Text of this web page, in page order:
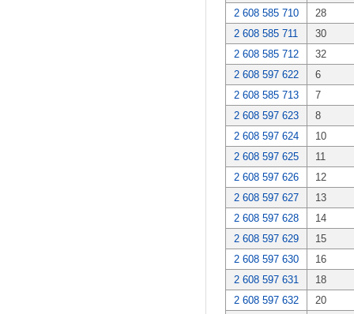
2 608 585 710
28
2 608 585 711
30
2 608 585 712
32
2 608 597 622
6
2 608 585 713
7
2 608 597 623
8
2 608 597 624
10
2 608 597 625
11
2 608 597 626
12
2 608 597 627
13
2 608 597 628
14
2 608 597 629
15
2 608 597 630
16
2 608 597 631
18
2 608 597 632
20